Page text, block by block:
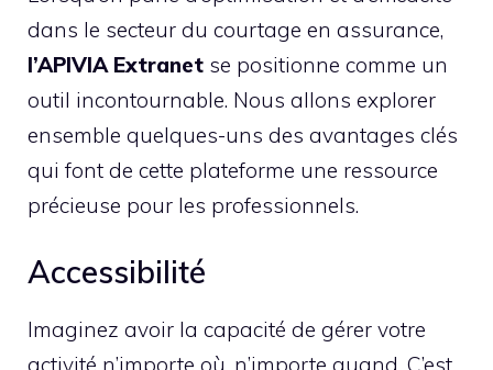
dans le secteur du courtage en assurance,
l’APIVIA Extranet se positionne comme un
outil incontournable. Nous allons explorer
ensemble quelques-uns des avantages clés
qui font de cette plateforme une ressource
précieuse pour les professionnels.
Accessibilité
Imaginez avoir la capacité de gérer votre
activité n’importe où, n’importe quand. C’est